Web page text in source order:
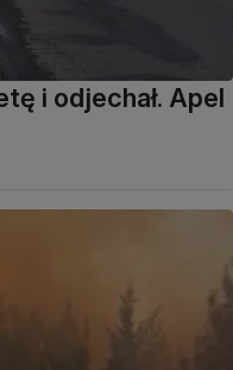
i odjechał. Apel